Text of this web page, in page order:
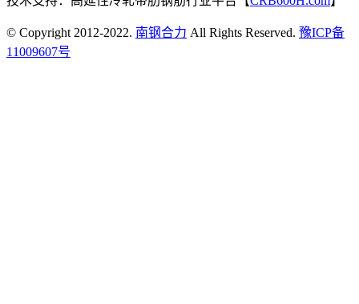
© Copyright 2012-2022. 南钢合力 All Rights Reserved. 豫ICP备
11009607号